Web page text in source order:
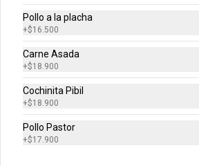
Bebidas Ver más
Pollo a la placha
+$16.500
Carne Asada
+$18.900
Cochinita Pibil
+$18.900
Pollo Pastor
+$17.900